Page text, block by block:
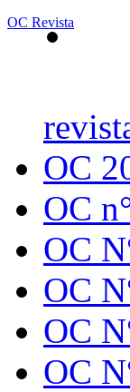
OC Revista
OC
OC
OC
OC
OC
OC